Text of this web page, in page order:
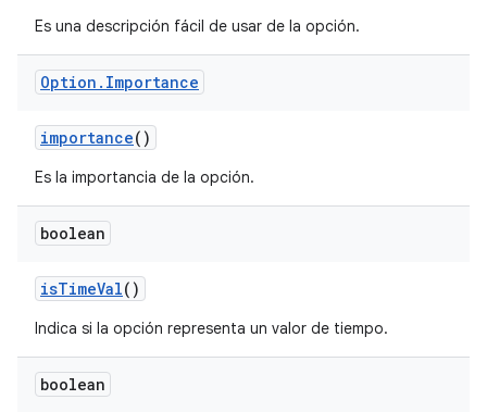
Es una descripción fácil de usar de la opción.
Option . Importance
importance()
Es la importancia de la opción.
boolean
isTimeVal()
Indica si la opción representa un valor de tiempo.
boolean